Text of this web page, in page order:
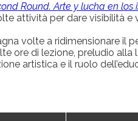
Round. Arte y lucha en los
attività per dare visibilità
volte a ridimensionare il
ore di lezione, preludio alla
artistica e il ruolo